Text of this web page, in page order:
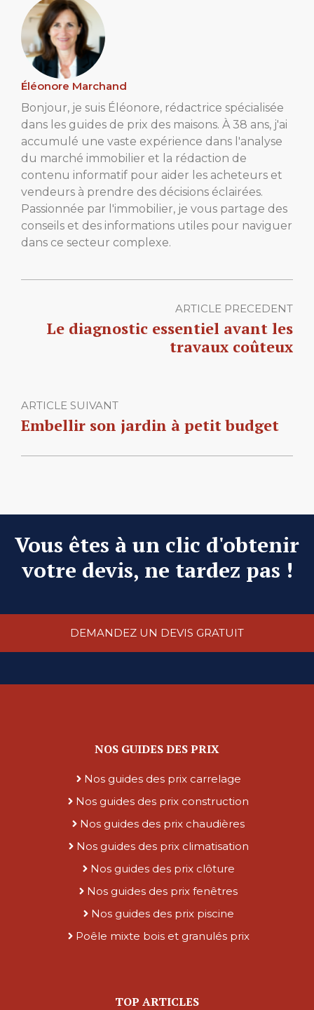
Éléonore Marchand
Bonjour, je suis Éléonore, rédactrice spécialisée
dans les guides de prix des maisons. À 38 ans, j'ai
accumulé une vaste expérience dans l'analyse
du marché immobilier et la rédaction de
contenu informatif pour aider les acheteurs et
vendeurs à prendre des décisions éclairées.
Passionnée par l'immobilier, je vous partage des
conseils et des informations utiles pour naviguer
dans ce secteur complexe.
ARTICLE PRECEDENT
Le diagnostic essentiel avant les
travaux coûteux
ARTICLE SUIVANT
Embellir son jardin à petit budget
Vous êtes à un clic d'obtenir
votre devis, ne tardez pas !
DEMANDEZ UN DEVIS GRATUIT
NOS GUIDES DES PRIX
Nos guides des prix carrelage
Nos guides des prix construction
Nos guides des prix chaudières
Nos guides des prix climatisation
Nos guides des prix clôture
Nos guides des prix fenêtres
Nos guides des prix piscine
Poêle mixte bois et granulés prix
TOP ARTICLES